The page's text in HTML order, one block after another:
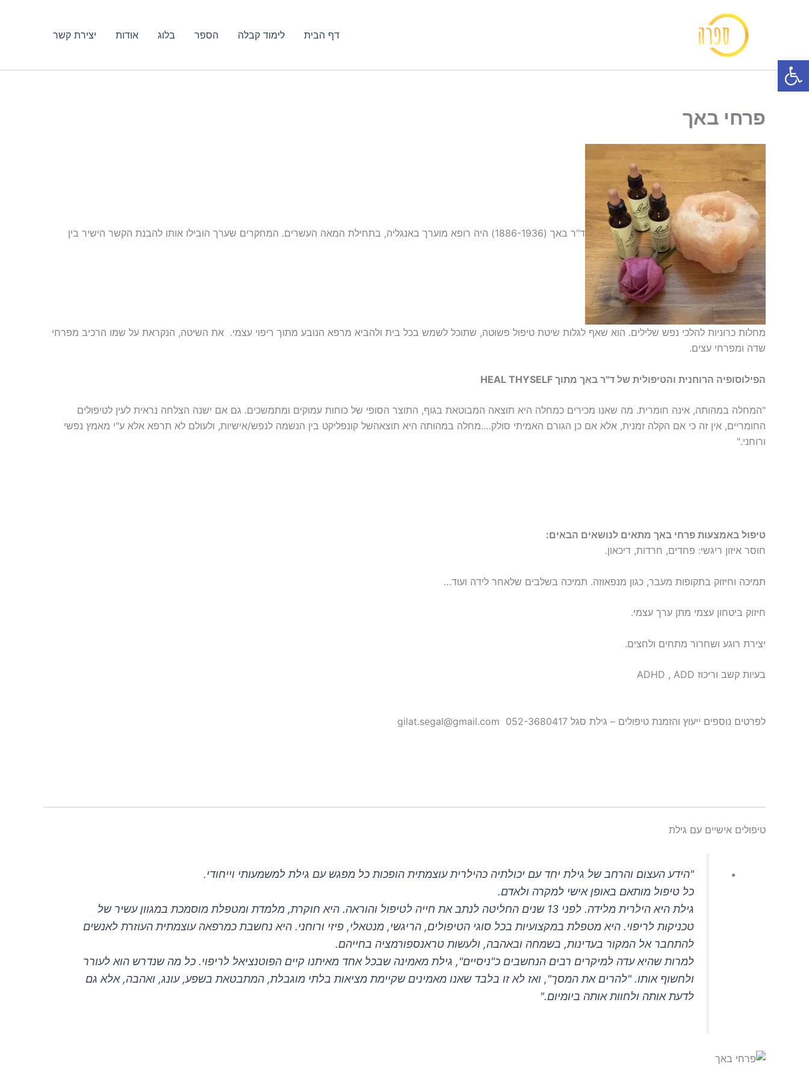
פתח סרגל נגישות
דף הבית
לימוד קבלה הספר בלוג אודות יצירת קשר
פרחי באך
ד"ר באך (1886-1936) היה רופא מוערך באנגליה, בתחילת המאה העשרים. המחקרים שערך הובילו אותו להבנת הקשר הישיר בין
מחלות כרוניות להלכי נפש שלילים. הוא שאף לגלות שיטת טיפול פשוטה, שתוכל לשמש בכל בית ולהביא מרפא הנובע מתוך ריפוי עצמי. את השיטה, הנקראת על שמו הרכיב מפרחי
שדה ומפרחי עצים.
הפילוסופיה הרוחנית והטיפולית של ד"ר באך מתוך HEAL THYSELF
"המחלה במהותה, אינה חומרית. מה שאנו מכירים כמחלה היא תוצאה המבוטאת בגוף, התוצר הסופי של כוחות עמוקים ומתמשכים. גם אם ישנה הצלחה נראית לעין לטיפולים
החומריים, אין זה כי אם הקלה זמנית, אלא אם כן הגורם האמיתי סולק….מחלה במהותה היא תוצאהשל קונפליקט בין הנשמה לנפש/אישיות, ולעולם לא תרפא אלא ע"י מאמץ נפשי
ורוחני."
טיפול באמצעות פרחי באך מתאים לנושאים הבאים:
חוסר איזון ריגשי: פחדים, חרדות, דיכאון.
תמיכה וחיזוק בתקופות מעבר, כגון מנפאוזה. תמיכה בשלבים שלאחר לידה ועוד…
חיזוק ביטחון עצמי מתן ערך עצמי.
יצירת רוגע ושחרור מתחים ולחצים.
בעיות קשב וריכוז ADHD , ADD
לפרטים נוספים ייעוץ והזמנת טיפולים – גילת סגל 052-3680417 gilat.segal@gmail.com
טיפולים אישיים עם גילת
"הידע העצום והרחב של גילת יחד עם יכולתיה כהילרית עוצמתית הופכות כל מפגש עם גילת למשמעותי וייחודי.
כל טיפול מותאם באופן אישי למקרה ולאדם.
גילת היא הילרית מלידה. לפני 13 שנים החליטה לנתב את חייה לטיפול והוראה. היא חוקרת, מלמדת ומטפלת מוסמכת במגוון עשיר של
טכניקות לריפוי. היא מטפלת במקצועיות בכל סוגי הטיפולים, הריגשי, מנטאלי, פיזי ורוחני. היא נחשבת כמרפאה עוצמתית העוזרת לאנשים
להתחבר אל המקור בעדינות, בשמחה ובאהבה, ולעשות טראנספורמציה בחייהם.
למרות שהיא עדה למיקרים רבים הנחשבים כ"ניסיים", גילת מאמינה שבכל אחד מאיתנו קיים הפוטנציאל לריפוי. כל מה שנדרש הוא לעורר
ולחשוף אותו. "להרים את המסך", ואז לא זו בלבד שאנו מאמינים שקיימת מציאות בלתי מוגבלת, המתבטאת בשפע, עונג, ואהבה, אלא גם
לדעת אותה ולחוות אותה ביומיום."